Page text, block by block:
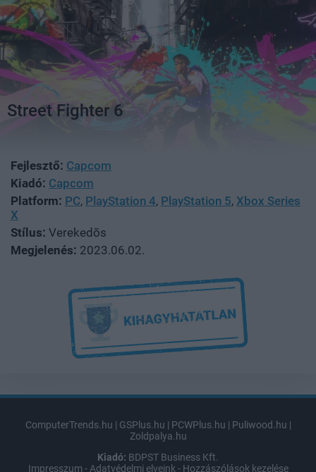
Street Fighter 6
Fejlesztő: Capcom
Kiadó: Capcom
Platform: PC, PlayStation 4, PlayStation 5, Xbox Series
X
Stílus: Verekedõs
Megjelenés: 2023.06.02.
ComputerTrends.hu | GSPlus.hu | PCWPlus.hu | Puliwood.hu |
Zoldpalya.hu
Kiadó: BDPST Business Kft.
Impresszum -Adatvédelmi elveink- Hozzászólások kezelése